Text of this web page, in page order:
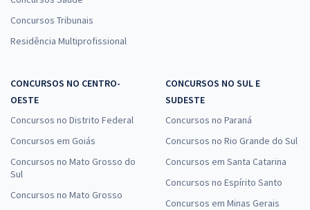
Concursos Tribunais
Residência Multiprofissional
CONCURSOS NO CENTRO-
OESTE
Concursos no Distrito Federal
Concursos em Goiás
Concursos no Mato Grosso do
Sul
Concursos no Mato Grosso
CONCURSOS NO SUL E
SUDESTE
Concursos no Paraná
Concursos no Rio Grande do Sul
Concursos em Santa Catarina
Concursos no Espírito Santo
Concursos em Minas Gerais